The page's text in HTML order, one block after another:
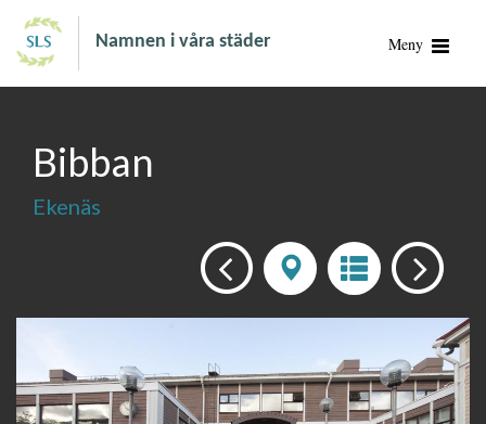
Namnen i våra städer Meny
Bibban
Ekenäs